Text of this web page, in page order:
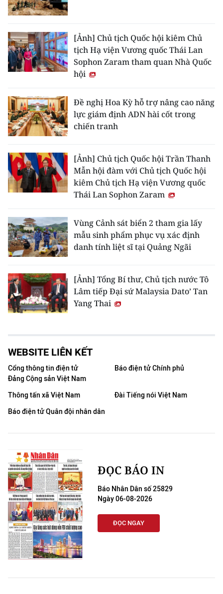
[Ảnh] Chủ tịch Quốc hội kiêm Chủ
tịch Hạ viện Vương quốc Thái Lan
Sophon Zaram tham quan Nhà Quốc
hội
Đề nghị Hoa Kỳ hỗ trợ nâng cao năng
lực giám định ADN hài cốt trong
chiến tranh
[Ảnh] Chủ tịch Quốc hội Trần Thanh
Mẫn hội đàm với Chủ tịch Quốc hội
kiêm Chủ tịch Hạ viện Vương quốc
Thái Lan Sophon Zaram
Vùng Cảnh sát biển 2 tham gia lấy
mẫu sinh phẩm phục vụ xác định
danh tính liệt sĩ tại Quảng Ngãi
[Ảnh] Tổng Bí thư, Chủ tịch nước Tô
Lâm tiếp Đại sứ Malaysia Dato’ Tan
Yang Thai
WEBSITE LIÊN KẾT
Cổng thông tin điện tử
Đảng Cộng sản Việt Nam
Báo điện tử Chính phủ
Thông tấn xã Việt Nam
Đài Tiếng nói Việt Nam
Báo điện tử Quân đội nhân dân
ĐỌC BÁO IN
Báo Nhân Dân số 25829
Ngày 06-08-2026
ĐỌC NGAY